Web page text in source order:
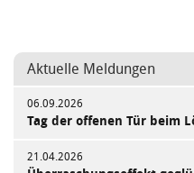
Aktuelle Meldungen
06.09.2026
Tag der offenen Tür beim
21.04.2026